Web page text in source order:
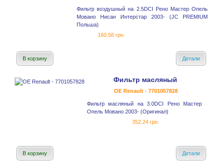
Фильтр воздушный на 2.5DCI Рено Мастер Опель
Мовано Нисан Интерстар 2003- (JC PREMIUM
Польша)
160.58 грн.
В корзину Детали
Фильтр масляный
OE Renault - 7701057828
Фильтр масляный на 3.0DCI Рено Мастер
Опель Мовано 2003- (Оригинал)
352.24 грн.
В корзину Детали